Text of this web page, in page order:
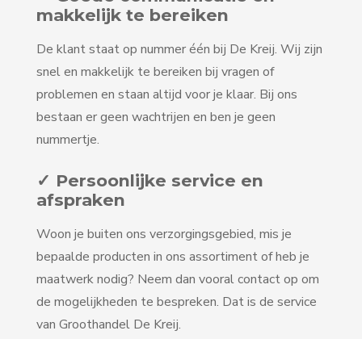
makkelijk te bereiken
De klant staat op nummer één bij De Kreij. Wij zijn
snel en makkelijk te bereiken bij vragen of
problemen en staan altijd voor je klaar. Bij ons
bestaan er geen wachtrijen en ben je geen
nummertje.
✓ Persoonlijke service en
afspraken
Woon je buiten ons verzorgingsgebied, mis je
bepaalde producten in ons assortiment of heb je
maatwerk nodig? Neem dan vooral contact op om
de mogelijkheden te bespreken. Dat is de service
van Groothandel De Kreij.